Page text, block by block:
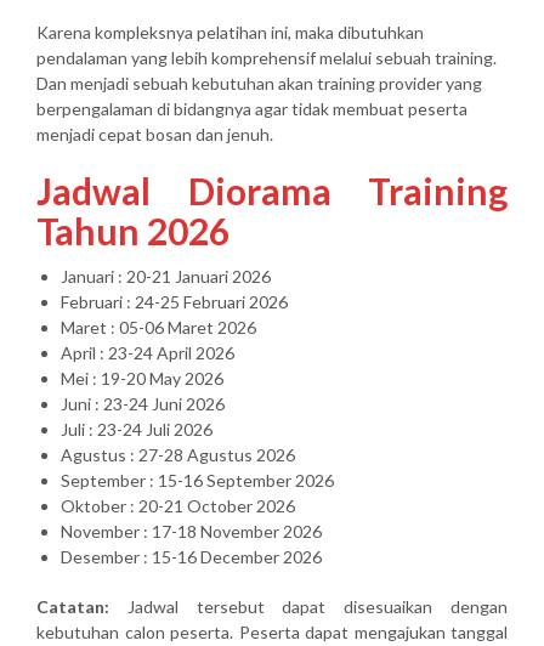
Karena kompleksnya pelatihan ini, maka dibutuhkan
pendalaman yang lebih komprehensif melalui sebuah training.
Dan menjadi sebuah kebutuhan akan training provider yang
berpengalaman di bidangnya agar tidak membuat peserta
menjadi cepat bosan dan jenuh.
Jadwal Diorama Training
Tahun 2026
Januari : 20-21 Januari 2026
Februari : 24-25 Februari 2026
Maret : 05-06 Maret 2026
April : 23-24 April 2026
Mei : 19-20 May 2026
Juni : 23-24 Juni 2026
Juli : 23-24 Juli 2026
Agustus : 27-28 Agustus 2026
September : 15-16 September 2026
Oktober : 20-21 October 2026
November : 17-18 November 2026
Desember : 15-16 December 2026
Catatan: Jadwal tersebut dapat disesuaikan dengan
kebutuhan calon peserta. Peserta dapat mengajukan tanggal